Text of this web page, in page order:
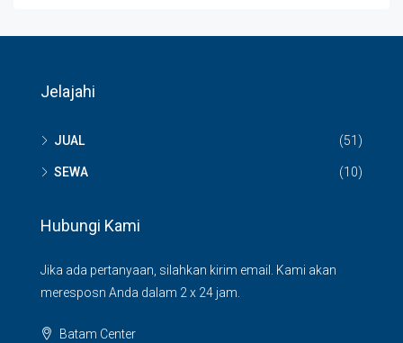
Jelajahi
JUAL (51)
SEWA (10)
Hubungi Kami
Jika ada pertanyaan, silahkan kirim email. Kami akan
meresposn Anda dalam 2 x 24 jam.
Batam Center